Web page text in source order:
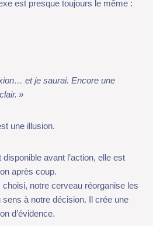
et je saurai. Encore une
illusion.
avant l’action, elle est
notre cerveau réorganise les
à notre décision. Il crée une
d’évidence.
des probabilités.